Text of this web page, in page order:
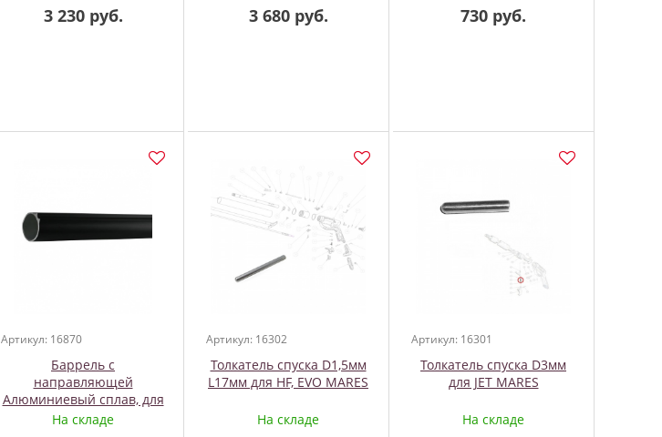
3 230 руб. 3 680 руб. 730 руб.
Артикул: 16870
Баррель с
направляющей
Алюминиевый сплав, для
ружья Rob Allen
На складе
Артикул: 16302
Толкатель спуска D1,5мм
L17мм для HF, EVO MARES
На складе
Артикул: 16301
Толкатель спуска D3мм
для JET MARES
На складе